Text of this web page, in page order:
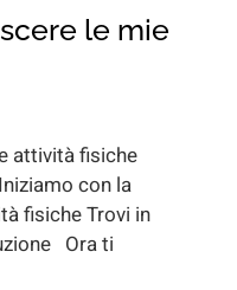
le mie
attività fisiche
con la
fisiche Trovi in
Ora ti